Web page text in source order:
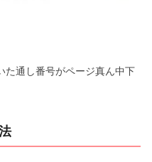
た通し番号がページ真ん中下